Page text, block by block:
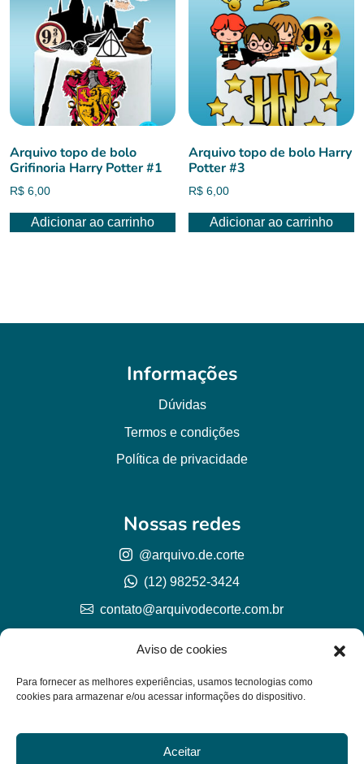
Aviso de cookies
Para fornecer as melhores experiências, usamos tecnologias como
cookies para armazenar e/ou acessar informações do dispositivo.
Aceitar
Arquivo topo de bolo
Grifinoria Harry Potter #1
R$ 6,00
Adicionar ao carrinho
Arquivo topo de bolo Harry
Potter #3
R$ 6,00
Adicionar ao carrinho
Informações
Dúvidas
Termos e condições
Política de privacidade
© Arquivo de corte 2026
Nossas redes
@arquivo.de.corte
(12) 98252-3424
contato@arquivodecorte.com.br